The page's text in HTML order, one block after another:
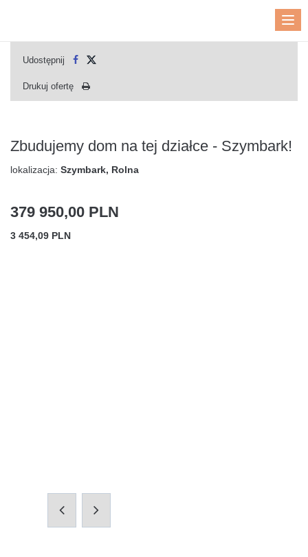
Udostępnij
Drukuj ofertę
Zbudujemy dom na tej działce - Szymbark!
lokalizacja: Szymbark, Rolna
379 950,00 PLN
3 454,09 PLN